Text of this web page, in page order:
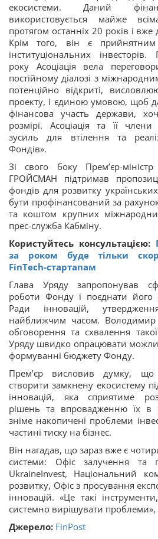
екосистеми. Даний
використовується майже
протягом останніх 20 років і вже
Крім того, він є
інституціональних
року Асоціація вела
постійному діалозі з
потенційно відкриті,
проекту, і єдиною умовою, щоб
фінансова участь держави,
розмірі. Асоціація та її
зусиль для втілення та
Фондів».
Зі свого боку Прем’єр-
ГРОЙСМАН підтримав
фондів для розвитку
бути профінансований за
та коштом крупних
прес-служба Кабміну.
Користуйтесь консультацією:
за роком буде тільки
FinTech-стартапам
Глава Уряду запропонував
роботи Фонду і поєднати його
Ради інновацій,
найближчим часом.
обговорення та схвалення
Уряду швидко опрацювати
формуванні бюджету Фонду.
Прем’єр висловив думку, що
створити замкнену екосистему
інновацій, яка сприятиме
рішень та впровадженню їх в
зніме накопичені проблеми
частині тиску на бізнес.
Він нагадав, що зараз вже є
системи: Офіс залучення та
UkraineInvest, Національний
розвитку, Офіс з просування
інновацій. «Це такі
системно вирішувати проблеми»,
Джерело: FinPost